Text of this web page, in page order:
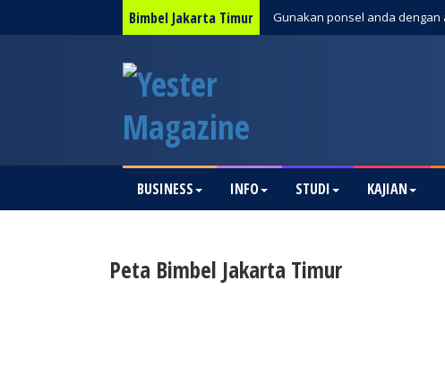
Bimbel Jakarta Timur Gunakan ponsel anda dengan
BUSINESS INFO STUDI KAJIAN
Peta Bimbel Jakarta Timur